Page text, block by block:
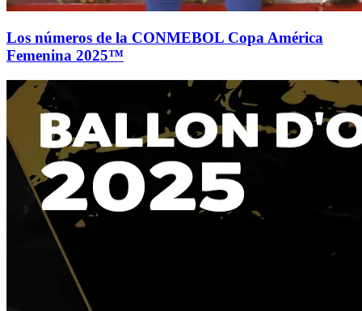
Los números de la CONMEBOL Copa América
Femenina 2025™